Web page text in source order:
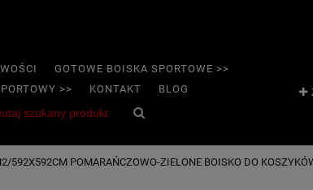
GOTOWE BOISKA SPORTOWE >>
>> KONTAKT BLOG
592X592CM POMARAŃCZOWO-ZIELONE BOISKO DO